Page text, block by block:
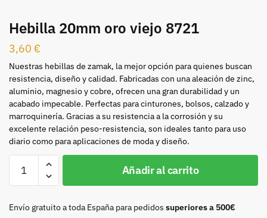
Hebilla 20mm oro viejo 8721
3,60 €
Nuestras hebillas de zamak, la mejor opción para quienes buscan
resistencia, diseño y calidad. Fabricadas con una aleación de zinc,
aluminio, magnesio y cobre, ofrecen una gran durabilidad y un
acabado impecable. Perfectas para cinturones, bolsos, calzado y
marroquinería. Gracias a su resistencia a la corrosión y su
excelente relación peso-resistencia, son ideales tanto para uso
diario como para aplicaciones de moda y diseño.
20mm
viejo
Añadir al carrito
Envío gratuito a toda España para pedidos superiores a 500€